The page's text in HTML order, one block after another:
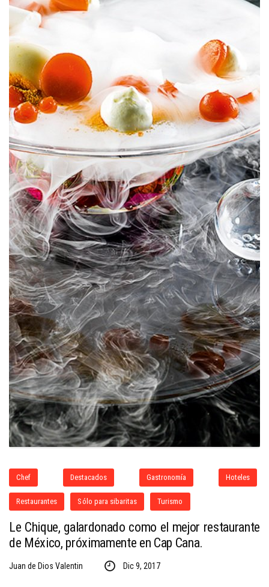
Chef Destacados Gastronomía Hoteles
Restaurantes Sólo para sibaritas Turismo
Le Chique, galardonado como el mejor restaurante
de México, próximamente en Cap Cana.
Juan de Dios Valentin Dic 9, 2017